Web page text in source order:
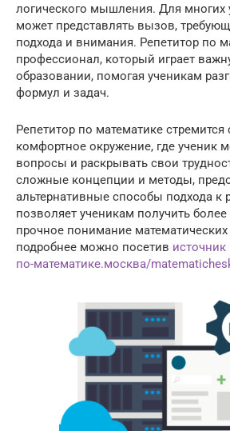
логического мышления. Для многих
может представлять вызов,
подхода и внимания. Репетитор по
профессионал, который играет
образовании, помогая ученикам
формул и задач.
Репетитор по математике стремится
комфортное окружение, где ученик
вопросы и раскрывать свои
сложные концепции и методы,
альтернативные способы подхода к
позволяет ученикам получить более
прочное понимание
подробнее можно посетив источник
по-математике.москва/